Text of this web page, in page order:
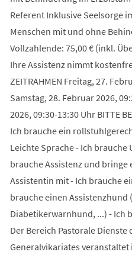
Referent Inklusive Seelsorge
Menschen mit und ohne
Vollzahlende: 75,00 € (inkl.
Ihre Assistenz nimmt
ZEITRAHMEN Freitag, 27.
Samstag, 28. Februar 2026,
2026, 09:30-13:30 Uhr BITTE
Ich brauche ein
Leichte Sprache - Ich
brauche Assistenz und
Assistentin mit - Ich brauche
brauche einen
Diabetikerwarnhund, ...) - Ich
Der Bereich Pastorale
Generalvikariates